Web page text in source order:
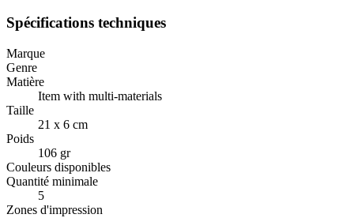
Spécifications techniques
Marque
Genre
Matière
Item with multi-materials
Taille
21 x 6 cm
Poids
106 gr
Couleurs disponibles
Quantité minimale
5
Zones d'impression